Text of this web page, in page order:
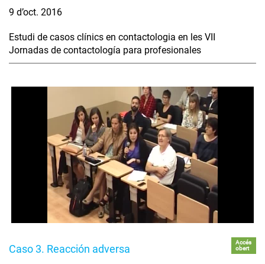
9 d’oct. 2016
Estudi de casos clínics en contactologia en les VII
Jornadas de contactología para profesionales
Caso 3. Reacción adversa
Accés
obert